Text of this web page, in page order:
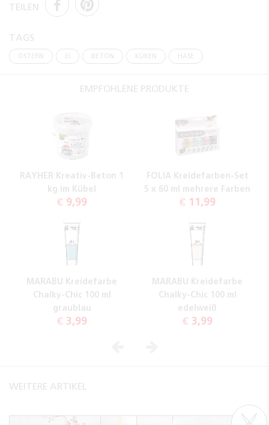
TEILEN
TAGS
OSTERN EI BETON KÜKEN HASE
EMPFOHLENE PRODUKTE
RAYHER Kreativ-Beton 1
kg im Kübel
€ 9,99
FOLIA Kreidefarben-Set
5 x 60 ml mehrere Farben
€ 11,99
MARABU Kreidefarbe
Chalky-Chic 100 ml
graublau
€ 3,99
MARABU Kreidefarbe
Chalky-Chic 100 ml
edelweiß
€ 3,99
WEITERE ARTIKEL